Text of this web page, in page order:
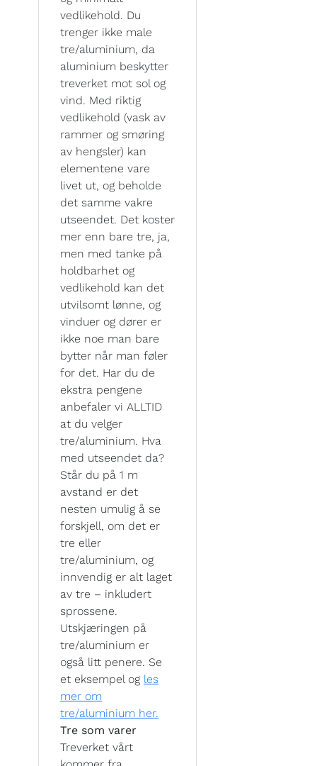
vedlikehold. Du
trenger ikke male
tre/aluminium, da
aluminium beskytter
treverket mot sol og
vind. Med riktig
vedlikehold (vask av
rammer og smøring
av hengsler) kan
elementene vare
livet ut, og beholde
det samme vakre
utseendet. Det koster
mer enn bare tre, ja,
men med tanke på
holdbarhet og
vedlikehold kan det
utvilsomt lønne, og
vinduer og dører er
ikke noe man bare
bytter når man føler
for det. Har du de
ekstra pengene
anbefaler vi ALLTID
at du velger
tre/aluminium. Hva
med utseendet da?
Står du på 1 m
avstand er det
nesten umulig å se
forskjell, om det er
tre eller
tre/aluminium, og
innvendig er alt laget
av tre – inkludert
sprossene.
Utskjæringen på
tre/aluminium er
også litt penere. Se
et eksempel og les
mer om
tre/aluminium her.
Tre som varer
Treverket vårt